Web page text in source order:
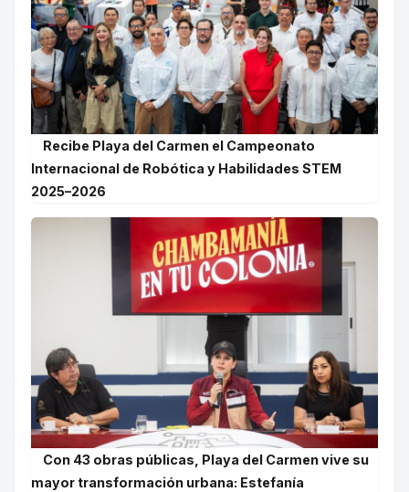
Recibe Playa del Carmen el Campeonato
Internacional de Robótica y Habilidades STEM
2025–2026
Con 43 obras públicas, Playa del Carmen vive su
mayor transformación urbana: Estefanía